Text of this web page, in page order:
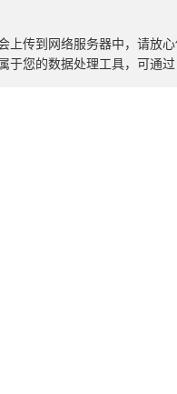
上传到网络服务器中，请放
于您的数据处理工具，可通